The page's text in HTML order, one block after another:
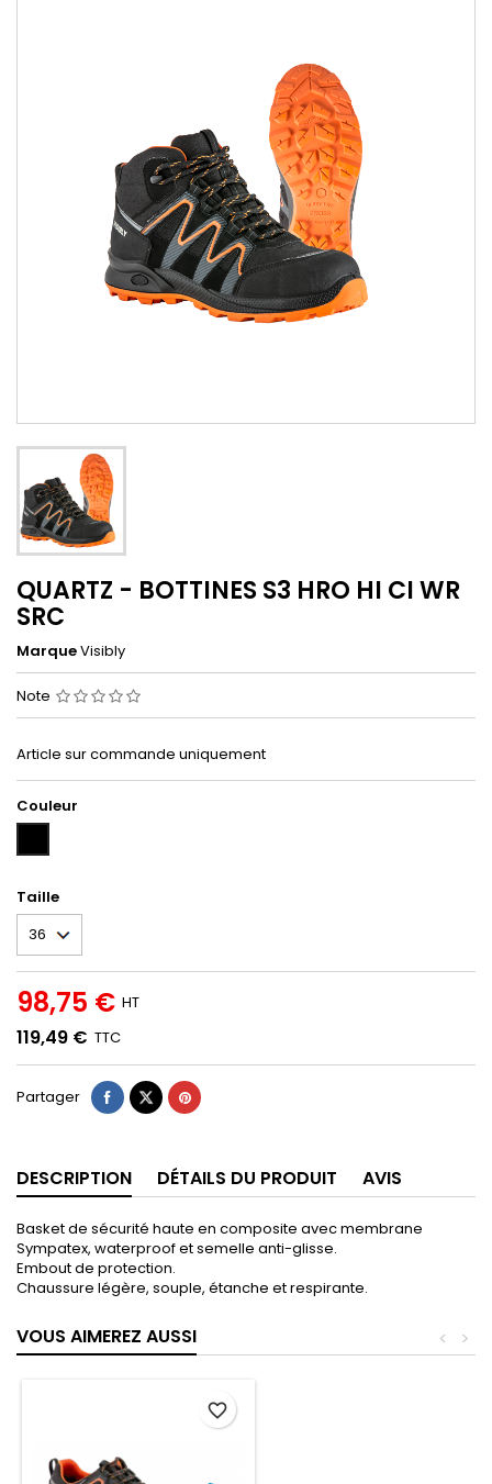
QUARTZ - BOTTINES S3 HRO HI CI WR
SRC
MarqueVisibly
Note
Article sur commande uniquement
Couleur
(NO/OR)
Taille
98,75 € HT
119,49 € TTC
Partager
DESCRIPTION DÉTAILS DU PRODUIT AVIS
Basket de sécurité haute en composite avec membrane
Sympatex, waterproof et semelle anti-glisse.
Embout de protection.
Chaussure légère, souple, étanche et respirante.
VOUS AIMEREZ AUSSI >
<
favorite_border